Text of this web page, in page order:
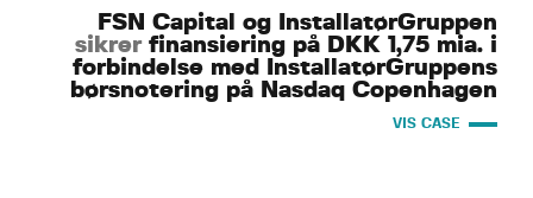
FSN Capital og InstallatørGruppen
sikrerfinansiering på DKK 1,75 mia. i
forbindelse med InstallatørGruppens
børsnotering på Nasdaq Copenhagen
VIS CASE